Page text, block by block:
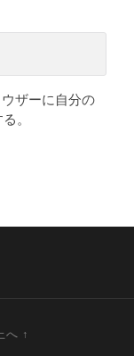
ザーに自分の
。
上へ ↑